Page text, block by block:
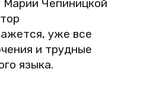
Марии Чепиницкой
уже все
и трудные
языка.